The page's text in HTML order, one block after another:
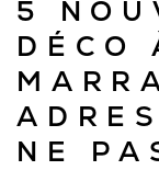
5
DÉCO
NE